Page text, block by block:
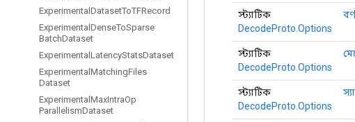
Experimental DatasetToTFRecord
Experimental DenseToSparse
BatchDataset
Experimental LatencyStatsDataset
Experimental MatchingFiles
Dataset
Experimental MaxIntraOp
ParallelismDataset
স্ট্যাটিক
DecodeProto.Options
স্ট্যাটিক
DecodeProto.Options
স্ট্যাটিক
DecodeProto.Options